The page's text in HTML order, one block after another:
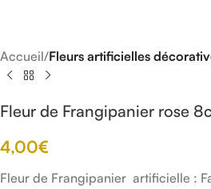
Accueil Fleurs artificielles
Fleur de Frangipanier rose
4,00€
Fleur de Frangipanier artificielle :